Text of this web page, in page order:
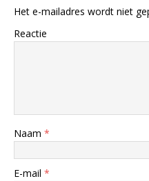
Het e-mailadres wordt niet
Reactie
Naam *
E-mail *